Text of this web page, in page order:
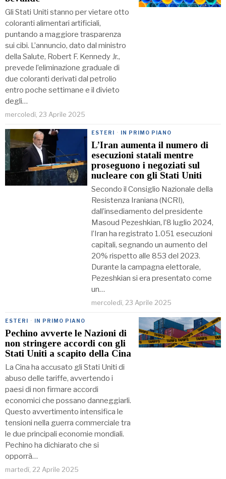
Gli Stati Uniti stanno per vietare otto
coloranti alimentari artificiali,
puntando a maggiore trasparenza
sui cibi. L’annuncio, dato dal ministro
della Salute, Robert F. Kennedy Jr.,
prevede l’eliminazione graduale di
due coloranti derivati dal petrolio
entro poche settimane e il divieto
degli…
mercoledì, 23 Aprile 2025
ESTERI · IN PRIMO PIANO
L’Iran aumenta il numero di
esecuzioni statali mentre
proseguono i negoziati sul
nucleare con gli Stati Uniti
Secondo il Consiglio Nazionale della
Resistenza Iraniana (NCRI),
dall’insediamento del presidente
Masoud Pezeshkian, l’8 luglio 2024,
l’Iran ha registrato 1.051 esecuzioni
capitali, segnando un aumento del
20% rispetto alle 853 del 2023.
Durante la campagna elettorale,
Pezeshkian si era presentato come
un…
mercoledì, 23 Aprile 2025
ESTERI · IN PRIMO PIANO
Pechino avverte le Nazioni di
non stringere accordi con gli
Stati Uniti a scapito della Cina
La Cina ha accusato gli Stati Uniti di
abuso delle tariffe, avvertendo i
paesi di non firmare accordi
economici che possano danneggiarli.
Questo avvertimento intensifica le
tensioni nella guerra commerciale tra
le due principali economie mondiali.
Pechino ha dichiarato che si
opporrà…
martedì, 22 Aprile 2025